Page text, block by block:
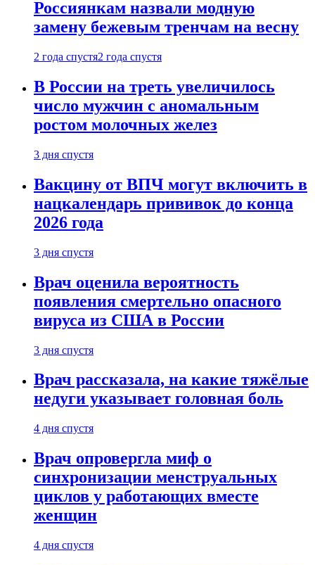
Россиянкам назвали модную
замену бежевым тренчам на весну
2 года спустя2 года спустя
В России на треть увеличилось
число мужчин с аномальным
ростом молочных желез
3 дня спустя
Вакцину от ВПЧ могут включить в
нацкалендарь прививок до конца
2026 года
3 дня спустя
Врач оценила вероятность
появления смертельно опасного
вируса из США в России
3 дня спустя
Врач рассказала, на какие тяжёлые
недуги указывает головная боль
4 дня спустя
Врач опровергла миф о
синхронизации менструальных
циклов у работающих вместе
женщин
4 дня спустя